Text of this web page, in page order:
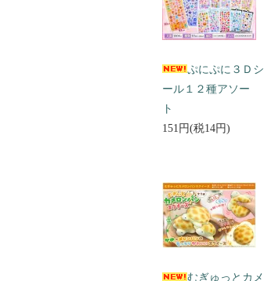
ぷにぷに３Ｄシ
ール１２種アソー
ト
151円(税14円)
むぎゅっとカメ